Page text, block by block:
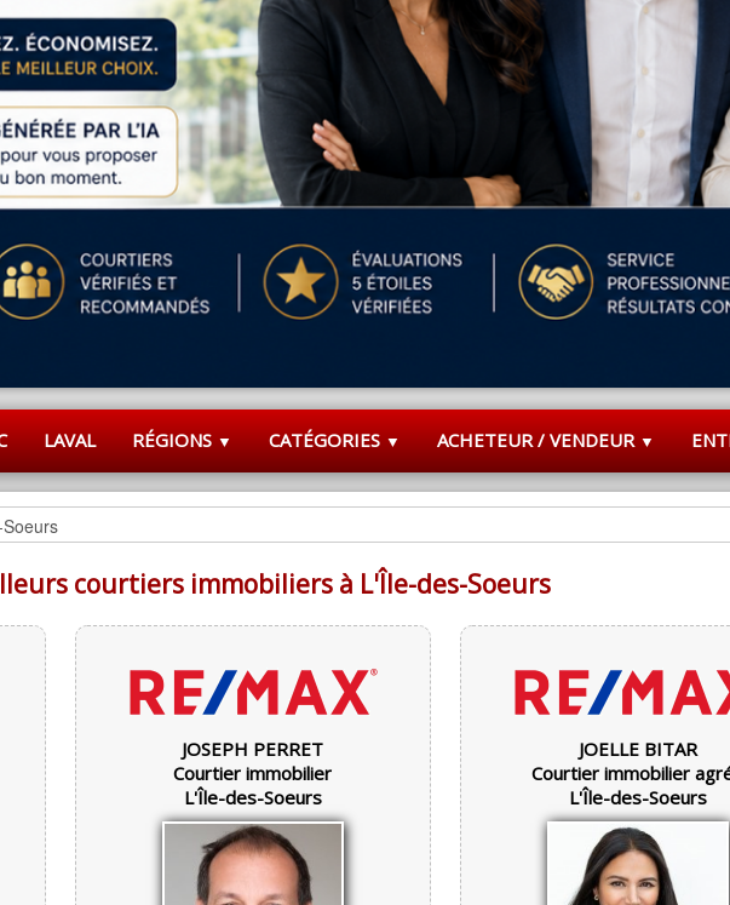
LAVAL RÉGIONS ▼ CATÉGORIES ▼ ACHETEUR / VENDEUR ▼
courtiers immobiliers à L'Île-des-Soeurs
JOSEPH PERRET
Courtier immobilier
L'Île-des-Soeurs
JOELLE BITAR
Courtier immobilier
L'Île-des-Soeurs